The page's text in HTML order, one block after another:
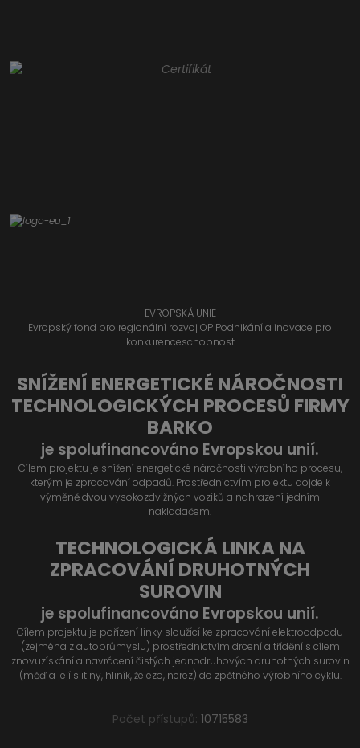
EVROPSKÁ UNIE
Evropský fond pro regionální rozvoj OP Podnikání a inovace pro
konkurenceschopnost
SNÍŽENÍ ENERGETICKÉ NÁROČNOSTI
TECHNOLOGICKÝCH PROCESŮ FIRMY
BARKO
je spolufinancováno Evropskou unií.
Cílem projektu je snížení energetické náročnosti výrobního procesu,
kterým je zpracování odpadů. Prostřednictvím projektu dojde k
výměně dvou vysokozdvižných vozíků a nahrazení jedním
nakladačem.
TECHNOLOGICKÁ LINKA NA
ZPRACOVÁNÍ DRUHOTNÝCH
SUROVIN
je spolufinancováno Evropskou unií.
Cílem projektu je pořízení linky sloužící ke zpracování elektroodpadu
(zejména z autoprůmyslu) prostřednictvím drcení a třídění s cílem
znovuzískání a navrácení čistých jednodruhových druhotných surovin
(měď a její slitiny, hliník, železo, nerez) do zpětného výrobního cyklu.
Počet přístupů: 10715583